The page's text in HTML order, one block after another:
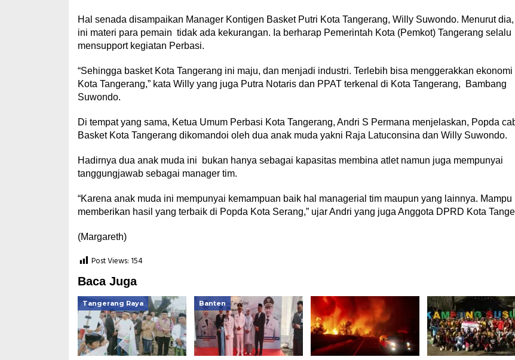
Hal senada disampaikan Manager Kontigen Basket Putri Kota Tangerang, Willy Suwondo. Menurut
ini materi para pemain tidak ada kekurangan. Ia berharap Pemerintah Kota (Pemkot) Tangerang selalu
mensupport kegiatan Perbasi.
“Sehingga basket Kota Tangerang ini maju, dan menjadi industri. Terlebih bisa menggerakkan ekonomi
Kota Tangerang,” kata Willy yang juga Putra Notaris dan PPAT terkenal di Kota Tangerang, Bambang
Suwondo.
Di tempat yang sama, Ketua Umum Perbasi Kota Tangerang, Andri S Permana menjelaskan, Popda
Basket Kota Tangerang dikomandoi oleh dua anak muda yakni Raja Latuconsina dan Willy Suwondo.
Hadirnya dua anak muda ini bukan hanya sebagai kapasitas membina atlet namun juga mempunyai
tanggungjawab sebagai manager tim.
“Karena anak muda ini mempunyai kemampuan baik hal managerial tim maupun yang lainnya. Mampu
memberikan hasil yang terbaik di Popda Kota Serang,” ujar Andri yang juga Anggota DPRD Kota
(Margareth)
Post Views: 154
Baca Juga
Tangerang Raya Banten